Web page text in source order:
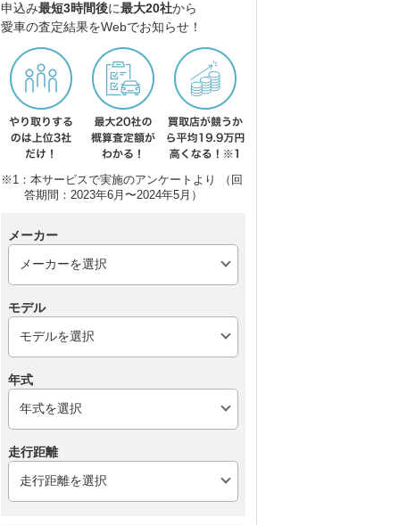
申込み最短3時間後に最大20社から
愛車の査定結果をWebでお知らせ！
※1：本サービスで実施のアンケートより （回
答期間：2023年6月〜2024年5月）
メーカー
モデル
年式
走行距離